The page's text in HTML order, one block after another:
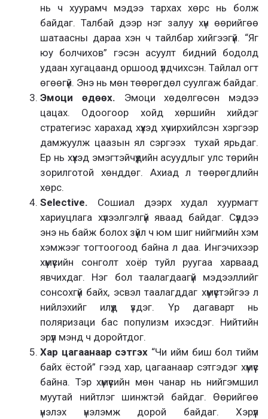
нь ч хуурамч мэдээ тархах хөрс нь болж
байдаг. Талбай дээр нэг залуу хүн өөрийгөө
шатаасны дараа хэн ч тайлбар хийгээгүй. “Яг
юу болчихов” гэсэн асуулт бидний бодолд
удаан хугацаанд оршоод үлдчихсэн. Тайлал огт
өгөөгүй. Энэ нь мөн төөрөгдөл суулгаж байдаг.
Эмоци өдөөх. Эмоци хөдөлгөсөн мэдээ
цацах. Одоогоор хойд хөршийн хийдэг
стратегиэс харахад хүүхэд хүчирхийлсэн хэргээр
дамжуулж цаазын ял сэргээх тухай ярьдаг.
Ер нь хүүхэд эмэгтэйчүүдийн асуудлыг улс төрийн
зорилготой хөнддөг. Ахиад л төөрөгдлийн
хөрс.
Selective. Сошиал дээрх худал хуурмагт
хариуцлага хүлээлгэлгүй яваад байдаг. Сүүлдээ
энэ нь байж болох зүйл ч юм шиг нийгмийн хэм
хэмжээг тогтоогоод байна л даа. Ингэчихээр
хүмүүсийн сонголт хоёр туйл руугаа харваад
явчихдаг. Нэг бол таалагдаагүй мэдээллийг
сонсохгүй байх, эсвэл таалагддаг хүмүүстэйгээ л
нийлэхийг илүүд үздэг. Үр дагаварт нь
поляризаци бас популизм ихэсдэг. Нийтийн
эрүүл мэнд ч доройтдог.
Хар цагаанаар сэтгэх “Чи ийм биш бол тийм
байх ёстой” гээд хар, цагаанаар сэтгэдэг хүмүүс
байна. Тэр хүмүүсийн мөн чанар нь нийгэмшил
муутай нийтлэг шинжтэй байдаг. Өөрийгөө
үнэлэх үнэлэмж дорой байдаг. Хэрүүл